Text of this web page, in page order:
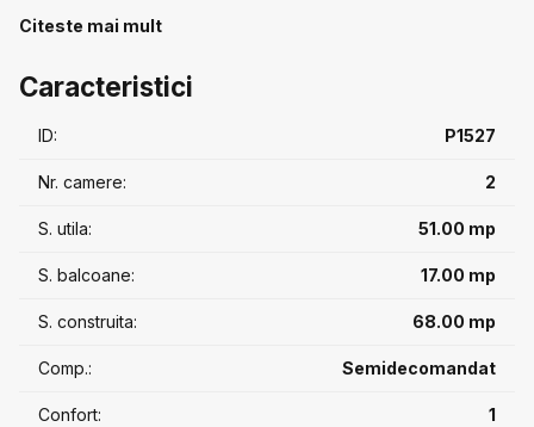
Apartament luminos, decomandat, intr-un bloc construit 1980,
Național. Interior cu finisaje moderne, bucatarie mare, mobilata
depozitare. EXCLUS ANIMALE DE COMPANIE! Telefon:
0756.880.880
Citeste mai mult
Caracteristici
ID: P1527
Nr. camere: 2
S. utila: 51.00 mp
S. balcoane: 17.00 mp
S. construita: 68.00 mp
Comp.: Semidecomandat
Confort: 1